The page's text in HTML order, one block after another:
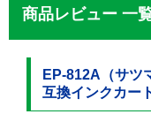
商品レビュー 一
EP-812A（サツ
互換インクカー